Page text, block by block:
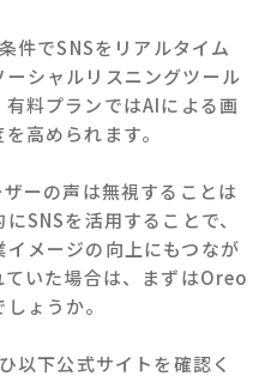
件でSNSをリアルタイム
シャルリスニングツール
料プランではAIによる画
高められます。
ーの声は無視することは
SNSを活用することで、
メージの向上にもつなが
ていた場合は、まずはOreo
ょうか。
以下公式サイトを確認く